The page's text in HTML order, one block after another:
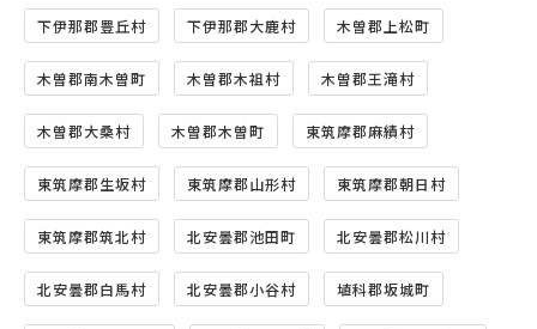
下伊那郡豊丘村 下伊那郡大鹿村 木曽郡上松町
木曽郡南木曽町 木曽郡木祖村 木曽郡王滝村
木曽郡大桑村 木曽郡木曽町 東筑摩郡麻績村
東筑摩郡生坂村 東筑摩郡山形村 東筑摩郡朝日村
東筑摩郡筑北村 北安曇郡池田町 北安曇郡松川村
北安曇郡白馬村 北安曇郡小谷村 埴科郡坂城町